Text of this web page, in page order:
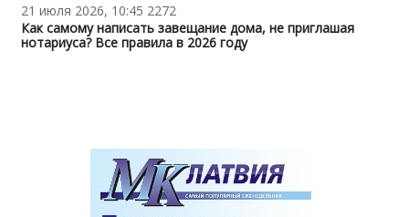
21 июля 2026, 10:45 2272
Как самому написать завещание дома, не приглашая
нотариуса? Все правила в 2026 году